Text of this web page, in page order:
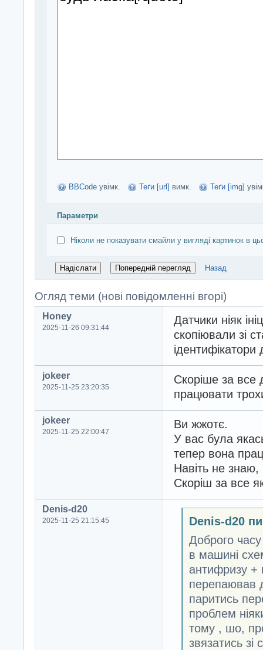
BBCode увімк. Теґи [url] вимк. Теґи [img]
Параметри
Ніколи не показувати смайли у вигляді картинок в
Назад
Огляд теми (нові повідомленні вгорі)
Honey
2025-11-26 09:31:44
Датчики ніяк
скопіювали зі
ідентифікатори
jokeer
2025-11-25 23:20:35
Скоріше за все
працювати
jokeer
2025-11-25 22:00:47
Ви жжотє.
У вас була
тепер вона
Навіть не
Скоріш за все
Denis-d20
2025-11-25 21:15:45
Denis-d20
Доброго
в машині
антифризу +
перепаював
паритись
проблем
тому , шо,
звязатись